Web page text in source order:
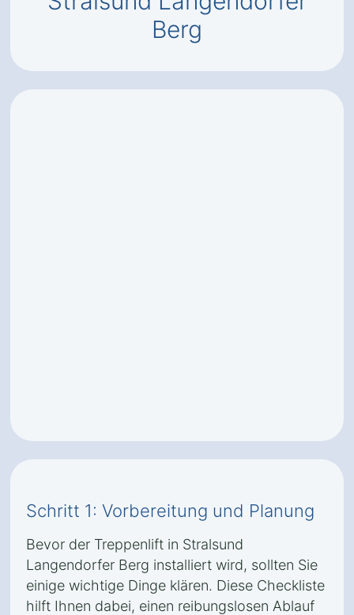
Berg
Schritt 1: Vorbereitung und Planung
Bevor der Treppenlift in Stralsund
Langendorfer Berg installiert wird, sollten Sie
einige wichtige Dinge klären. Diese Checkliste
hilft Ihnen dabei, einen reibungslosen Ablauf